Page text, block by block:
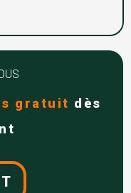
gratuit dès